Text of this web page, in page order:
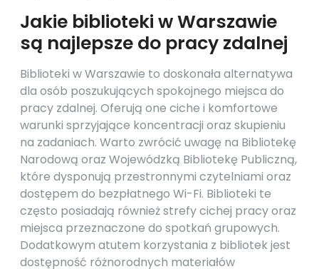
Jakie biblioteki w Warszawie
są najlepsze do pracy zdalnej
Biblioteki w Warszawie to doskonała alternatywa
dla osób poszukujących spokojnego miejsca do
pracy zdalnej. Oferują one ciche i komfortowe
warunki sprzyjające koncentracji oraz skupieniu
na zadaniach. Warto zwrócić uwagę na Bibliotekę
Narodową oraz Wojewódzką Bibliotekę Publiczną,
które dysponują przestronnymi czytelniami oraz
dostępem do bezpłatnego Wi-Fi. Biblioteki te
często posiadają również strefy cichej pracy oraz
miejsca przeznaczone do spotkań grupowych.
Dodatkowym atutem korzystania z bibliotek jest
dostępność różnorodnych materiałów